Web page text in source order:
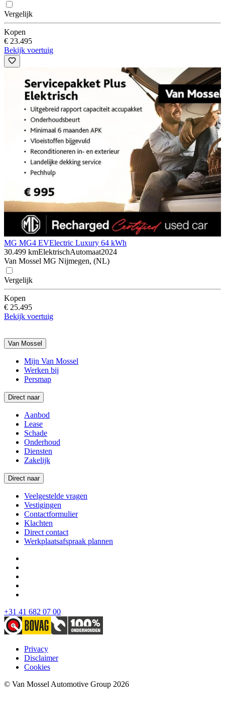
Vergelijk
Kopen
€ 23.495
Bekijk voertuig
MG MG4 EVElectric Luxury 64 kWh
30.499 kmElektrischAutomaat2024
Van Mossel MG Nijmegen, (NL)
Vergelijk
Kopen
€ 25.495
Bekijk voertuig
Van Mossel
Mijn Van Mossel
Werken bij
Persmap
Direct naar
Aanbod
Lease
Schade
Onderhoud
Diensten
Zakelijk
Direct naar
Veelgestelde vragen
Vestigingen
Contactformulier
Klachten
Direct contact
Werkplaatsafspraak plannen
+31 41 682 07 00
Privacy
Disclaimer
Cookies
© Van Mossel Automotive Group 2026